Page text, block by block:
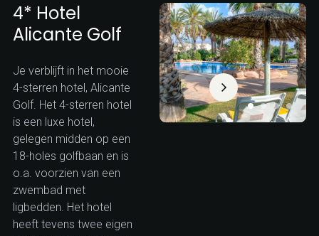
4* Hotel
Alicante Golf
Je verblijft in het mooie
4-sterren hotel, Alicante
Golf. Het 4-sterren hotel
is een luxe hotel,
gelegen midden op een
18-holes golfbaan en is
o.a. voorzien van een
zwembad met
ligbedden. Het hotel
heeft tevens twee eigen